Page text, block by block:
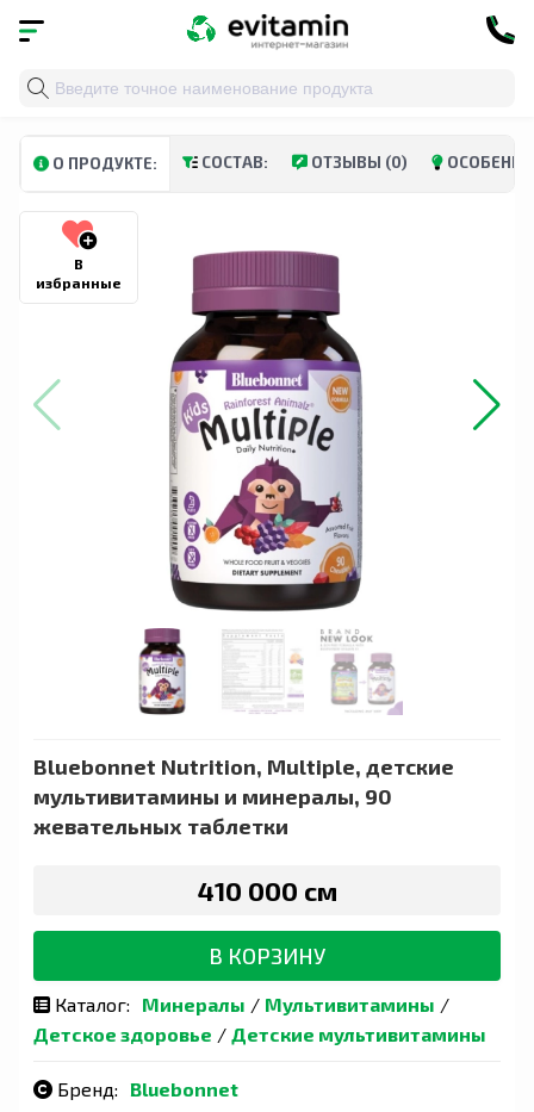
Главная Витамины и минералы
О ПРОДУКТЕ: СОСТАВ: ОТЗЫВЫ (0)
В
избранные
Bluebonnet Nutrition, Multiple, детские
мультивитамины и минералы, 90
жевательных таблетки
410 000 сӯм
В КОРЗИНУ
Каталог: Минералы / Мультивитамины /
Детское здоровье / Детские мультивитамины
Бренд: Bluebonnet